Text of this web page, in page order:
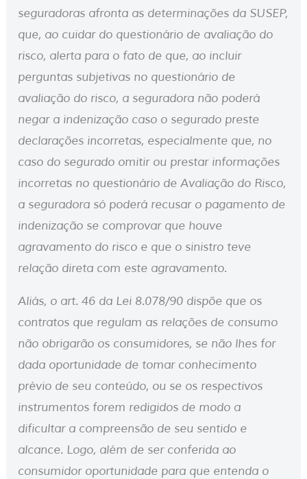
seguradoras afronta as determinações da SUSEP,
que, ao cuidar do questionário de avaliação do
risco, alerta para o fato de que, ao incluir
perguntas subjetivas no questionário de
avaliação do risco, a seguradora não poderá
negar a indenização caso o segurado preste
declarações incorretas, especialmente que, no
caso do segurado omitir ou prestar informações
incorretas no questionário de Avaliação do Risco,
a seguradora só poderá recusar o pagamento de
indenização se comprovar que houve
agravamento do risco e que o sinistro teve
relação direta com este agravamento.
Aliás, o art. 46 da Lei 8.078/90 dispõe que os
contratos que regulam as relações de consumo
não obrigarão os consumidores, se não lhes for
dada oportunidade de tomar conhecimento
prévio de seu conteúdo, ou se os respectivos
instrumentos forem redigidos de modo a
dificultar a compreensão de seu sentido e
alcance. Logo, além de ser conferida ao
consumidor oportunidade para que entenda o